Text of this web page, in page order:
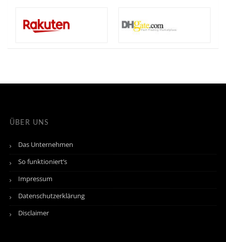
ÜBER UNS
Das Unternehmen
So funktioniert’s
Impressum
Datenschutzerklärung
Disclaimer